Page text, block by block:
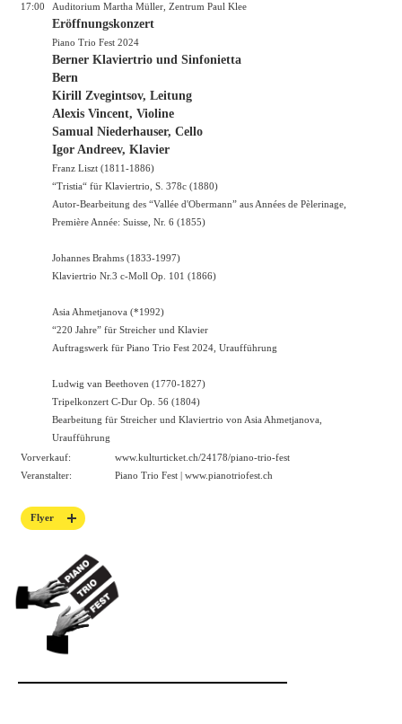
17:00 Auditorium Martha Müller, Zentrum Paul Klee
Eröffnungskonzert
Piano Trio Fest 2024
Berner Klaviertrio und Sinfonietta
Bern
Kirill Zvegintsov, Leitung
Alexis Vincent, Violine
Samual Niederhauser, Cello
Igor Andreev, Klavier
Franz Liszt (1811-1886)
“Tristia“ für Klaviertrio, S. 378c (1880)
Autor-Bearbeitung des “Vallée d'Obermann” aus Années de Pèlerinage,
Première Année: Suisse, Nr. 6 (1855)
Johannes Brahms (1833-1997)
Klaviertrio Nr.3 c-Moll Op. 101 (1866)
Asia Ahmetjanova (*1992)
“220 Jahre” für Streicher und Klavier
Auftragswerk für Piano Trio Fest 2024, Uraufführung
Ludwig van Beethoven (1770-1827)
Tripelkonzert C-Dur Op. 56 (1804)
Bearbeitung für Streicher und Klaviertrio von Asia Ahmetjanova,
Uraufführung
Vorverkauf:
www.kulturticket.ch/24178/piano-trio-fest
Veranstalter:
Piano Trio Fest | www.pianotriofest.ch
Flyer